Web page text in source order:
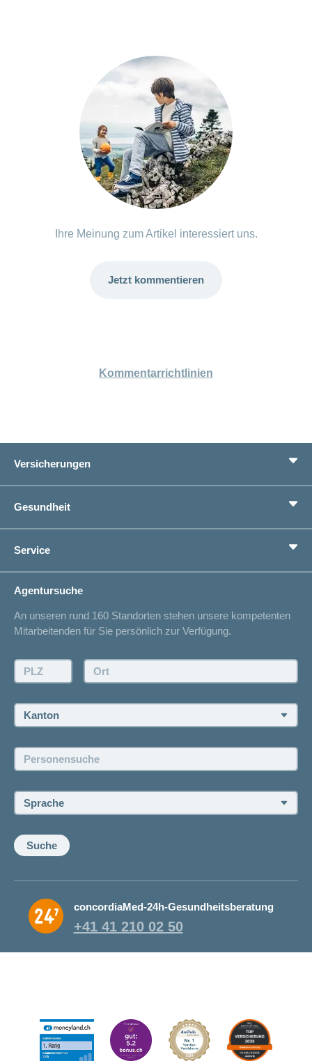
Ihre Meinung zum Artikel interessiert uns.
Jetzt kommentieren
Kommentarrichtlinien
Versicherungen
Zusatzversicherungen
Vorsorge
Ich suche eine Versicherung für
Lebenssituation
Sparen bei der Versicherung
Gesundheit
Gesundheitskompass
concordiaMed
Service
Spitalliste
Unfallmeldung
Offertanfrage
Rückruf anfordern
Offene Stellen
Agentursuche
An unseren rund 160 Standorten stehen unsere kompetenten
Mitarbeitenden für Sie persönlich zur Verfügung.
PLZ: Ort:
Kanton:
Personensuche:
Sprache:
Suche
concordiaMed-24h-Gesundheitsberatung
+41 41 210 02 50